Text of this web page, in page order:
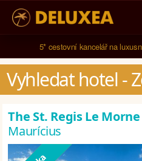
Navštívili jsme 791 hotelů
5* cestovní kancelář na
Vyhledat hotel -
The St. Regis Le
Maurícius